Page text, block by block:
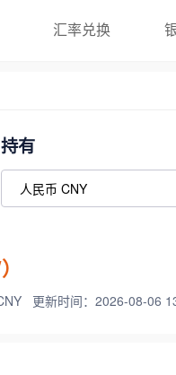
汇率兑换
持有
更新时间：2026-08-06